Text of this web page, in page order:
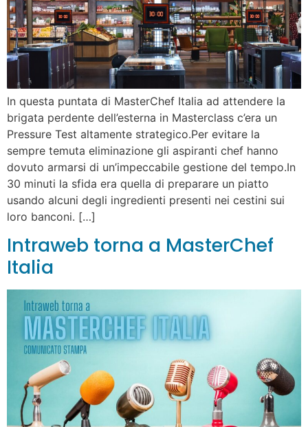
In questa puntata di MasterChef Italia ad attendere la
brigata perdente dell’esterna in Masterclass c’era un
Pressure Test altamente strategico.Per evitare la
sempre temuta eliminazione gli aspiranti chef hanno
dovuto armarsi di un’impeccabile gestione del tempo.In
30 minuti la sfida era quella di preparare un piatto
usando alcuni degli ingredienti presenti nei cestini sui
loro banconi. […]
Intraweb torna a MasterChef
Italia